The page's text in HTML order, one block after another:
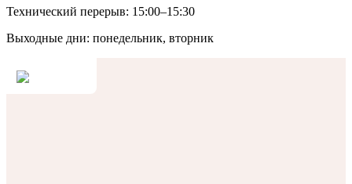
Технический перерыв: 15:00–15:30
Выходные дни: понедельник, вторник